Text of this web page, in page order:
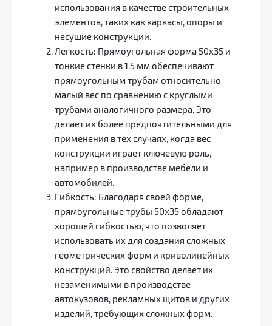
использования в качестве строительных
элементов, таких как каркасы, опоры и
несущие конструкции.
Легкость: Прямоугольная форма 50х35 и
тонкие стенки в 1.5 мм обеспечивают
прямоугольным трубам относительно
малый вес по сравнению с круглыми
трубами аналогичного размера. Это
делает их более предпочтительными для
применения в тех случаях, когда вес
конструкции играет ключевую роль,
например в производстве мебели и
автомобилей.
Гибкость: Благодаря своей форме,
прямоугольные трубы 50х35 обладают
хорошей гибкостью, что позволяет
использовать их для создания сложных
геометрических форм и криволинейных
конструкций. Это свойство делает их
незаменимыми в производстве
автокузовов, рекламных щитов и других
изделий, требующих сложных форм.